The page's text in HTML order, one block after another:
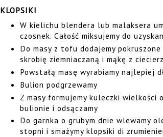
KLOPSIKI
W kielichu blendera lub malaksera
czosnek. Całość miksujemy do
Do masy z tofu dodajemy
skrobię ziemniaczaną i mąkę z
Powstałą masę wyrabiamy najlepiej
Bulion podgrzewamy
Z masy formujemy kuleczki wielkości
bulionie i odsączamy
Do garnka o grubym dnie wlewamy
stopni i smażymy klopsiki di